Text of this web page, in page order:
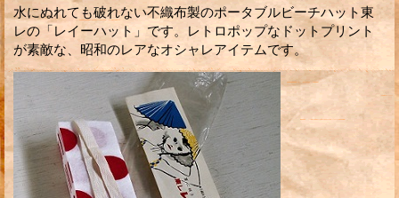
水にぬれても破れない不織布製のポータブルビーチハット東
レの「レイーハット」です。レトロポップなドットプリント
が素敵な、昭和のレアなオシャレアイテムです。